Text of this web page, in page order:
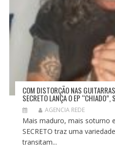
COM DISTORÇÃO NAS
SECRETO LANÇA O EP “CHIADO”,
AGENCIA REDE
Mais maduro, mais soturno
SECRETO traz uma
transitam...